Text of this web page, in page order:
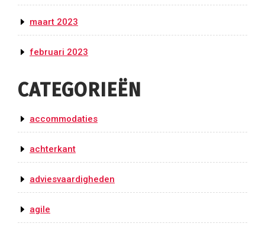
maart 2023
februari 2023
CATEGORIEËN
accommodaties
achterkant
adviesvaardigheden
agile